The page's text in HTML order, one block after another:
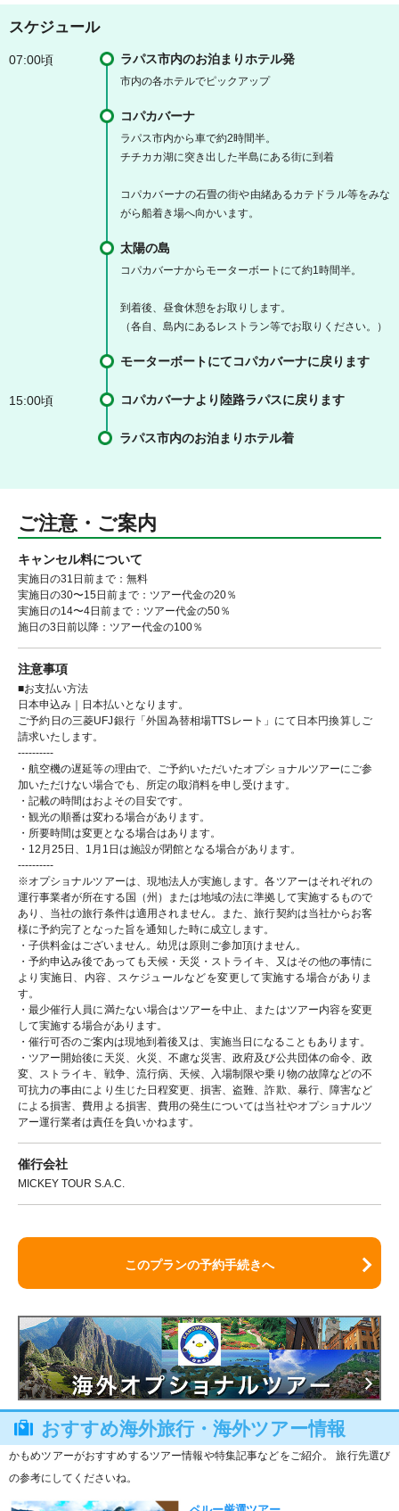
スケジュール
07:00頃 ラパス市内のお泊まりホテル発
市内の各ホテルでピックアップ
コパカバーナ
ラパス市内から車で約2時間半。
チチカカ湖に突き出した半島にある街に到着
コパカバーナの石畳の街や由緒あるカテドラル等をみな
がら船着き場へ向かいます。
太陽の島
コパカバーナからモーターボートにて約1時間半。
到着後、昼食休憩をお取りします。
（各自、島内にあるレストラン等でお取りください。）
モーターボートにてコパカバーナに戻ります
15:00頃 コパカバーナより陸路ラパスに戻ります
ラパス市内のお泊まりホテル着
ご注意・ご案内
キャンセル料について
実施日の31日前まで：無料
実施日の30〜15日前まで：ツアー代金の20％
実施日の14〜4日前まで：ツアー代金の50％
施日の3日前以降：ツアー代金の100％
注意事項
■お支払い方法
日本申込み｜日本払いとなります。
ご予約日の三菱UFJ銀行「外国為替相場TTSレート」にて日本円換算しご
請求いたします。
----------
・航空機の遅延等の理由で、ご予約いただいたオプショナルツアーにご参
加いただけない場合でも、所定の取消料を申し受けます。
・記載の時間はおよその目安です。
・観光の順番は変わる場合があります。
・所要時間は変更となる場合はあります。
・12月25日、1月1日は施設が閉館となる場合があります。
----------
※オプショナルツアーは、現地法人が実施します。各ツアーはそれぞれの
運行事業者が所在する国（州）または地域の法に準拠して実施するもので
あり、当社の旅行条件は適用されません。また、旅行契約は当社からお客
様に予約完了となった旨を通知した時に成立します。
・子供料金はございません。幼児は原則ご参加頂けません。
・予約申込み後であっても天候・天災・ストライキ、又はその他の事情に
より実施日、内容、スケジュールなどを変更して実施する場合がありま
す。
・最少催行人員に満たない場合はツアーを中止、またはツアー内容を変更
して実施する場合があります。
・催行可否のご案内は現地到着後又は、実施当日になることもあります。
・ツアー開始後に天災、火災、不慮な災害、政府及び公共団体の命令、政
変、ストライキ、戦争、流行病、天候、入場制限や乗り物の故障などの不
可抗力の事由により生じた日程変更、損害、盗難、詐欺、暴行、障害など
による損害、費用よる損害、費用の発生については当社やオプショナルツ
アー運行業者は責任を負いかねます。
催行会社
MICKEY TOUR S.A.C.
このプランの予約手続きへ
おすすめ海外旅行・海外ツアー情報
かもめツアーがおすすめするツアー情報や特集記事などをご紹介。 旅行先選び
の参考にしてくださいね。